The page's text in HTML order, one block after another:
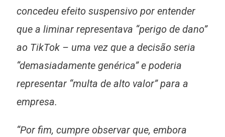
concedeu efeito suspensivo por entender
que a liminar representava “perigo de dano”
ao TikTok – uma vez que a decisão seria
“demasiadamente genérica” e poderia
representar “multa de alto valor” para a
empresa.
“Por fim, cumpre observar que, embora